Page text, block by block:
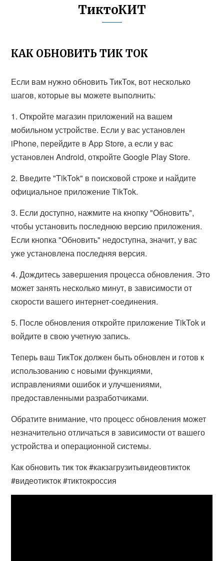
ТиктоКИТ
КАК ОБНОВИТЬ ТИК ТОК
Если вам нужно обновить ТикТок, вот несколько
шагов, которые вы можете выполнить:
1. Откройте магазин приложений на вашем
мобильном устройстве. Если у вас установлен
iPhone, перейдите в App Store, а если у вас
установлен Android, откройте Google Play Store.
2. Введите "TikTok" в поисковой строке и найдите
официальное приложение TikTok.
3. Если доступно, нажмите на кнопку "Обновить",
чтобы установить последнюю версию приложения.
Если кнопка "Обновить" недоступна, значит, у вас
уже установлена последняя версия.
4. Дождитесь завершения процесса обновления. Это
может занять несколько минут, в зависимости от
скорости вашего интернет-соединения.
5. После обновления откройте приложение TikTok и
войдите в свою учетную запись.
Теперь ваш ТикТок должен быть обновлен и готов к
использованию с новыми функциями,
исправлениями ошибок и улучшениями,
предоставленными разработчиками.
Обратите внимание, что процесс обновления может
незначительно отличаться в зависимости от вашего
устройства и операционной системы.
Как обновить тик ток #какзагрузитьвидеовтикток
#видеотикток #тиктокроссия